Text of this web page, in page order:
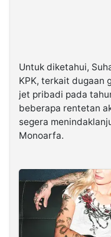
Untuk diketahui,
KPK, terkait dugaan
jet pribadi pada
beberapa rentetan
segera
Monoarfa.